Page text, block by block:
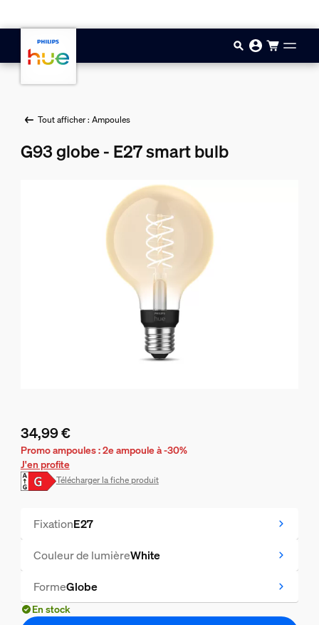
Tout afficher : Ampoules
G93 globe - E27 smart bulb
Le prix actuel est 34,99 €
34,99 €
Promo ampoules : 2e ampoule à -30%
J'en profite
Télécharger la fiche produit
FixationE27
Couleur de lumièreWhite
FormeGlobe
En stock